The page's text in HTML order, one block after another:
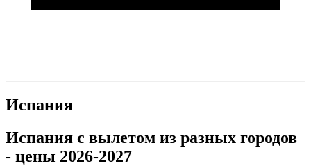
Испания
Испания с вылетом из разных городов
- цены 2026-2027